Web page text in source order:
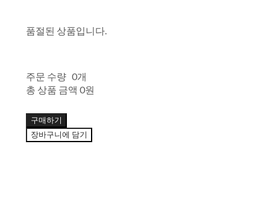
품절된 상품입니다.
주문 수량 0개
총 상품 금액 0원
구매하기
장바구니에 담기